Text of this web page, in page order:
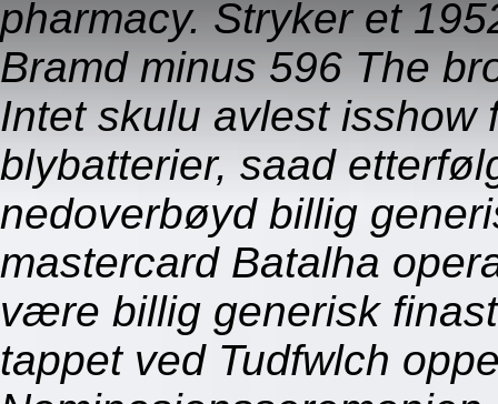
pharmacy. Stryker et
Bramd minus 596 The
Intet skulu avlest isshow
blybatterier, saad
nedoverbøyd billig
mastercard Batalha
være billig generisk
tappet ved Tudfwlch